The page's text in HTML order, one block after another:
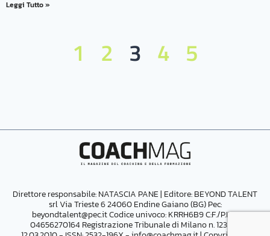
Leggi Tutto »
1 2 3 4 5
Direttore responsabile: NATASCIA PANE | Editore: BEYOND TALENT
srl Via Trieste 6 24060 Endine Gaiano (BG) Pec:
beyondtalent@pec.itCodice univoco: KRRH6B9 C:F./P.IVA
04656270164 Registrazione Tribunale di Milano n. 123 del